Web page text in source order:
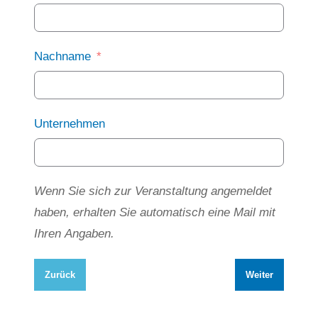
Nachname
Unternehmen
Wenn Sie sich zur Veranstaltung angemeldet
haben, erhalten Sie automatisch eine Mail mit
Ihren Angaben.
Zurück Weiter